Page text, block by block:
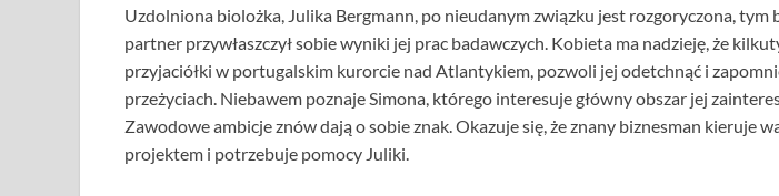
Uzdolniona biolożka, Julika Bergmann, po nieudanym związku jest rozgoryczona, tym
partner przywłaszczył sobie wyniki jej prac badawczych. Kobieta ma nadzieję, że
przyjaciółki w portugalskim kurorcie nad Atlantykiem, pozwoli jej odetchnąć i
przeżyciach. Niebawem poznaje Simona, którego interesuje główny obszar jej
Zawodowe ambicje znów dają o sobie znak. Okazuje się, że znany biznesman kieruje
projektem i potrzebuje pomocy Juliki.